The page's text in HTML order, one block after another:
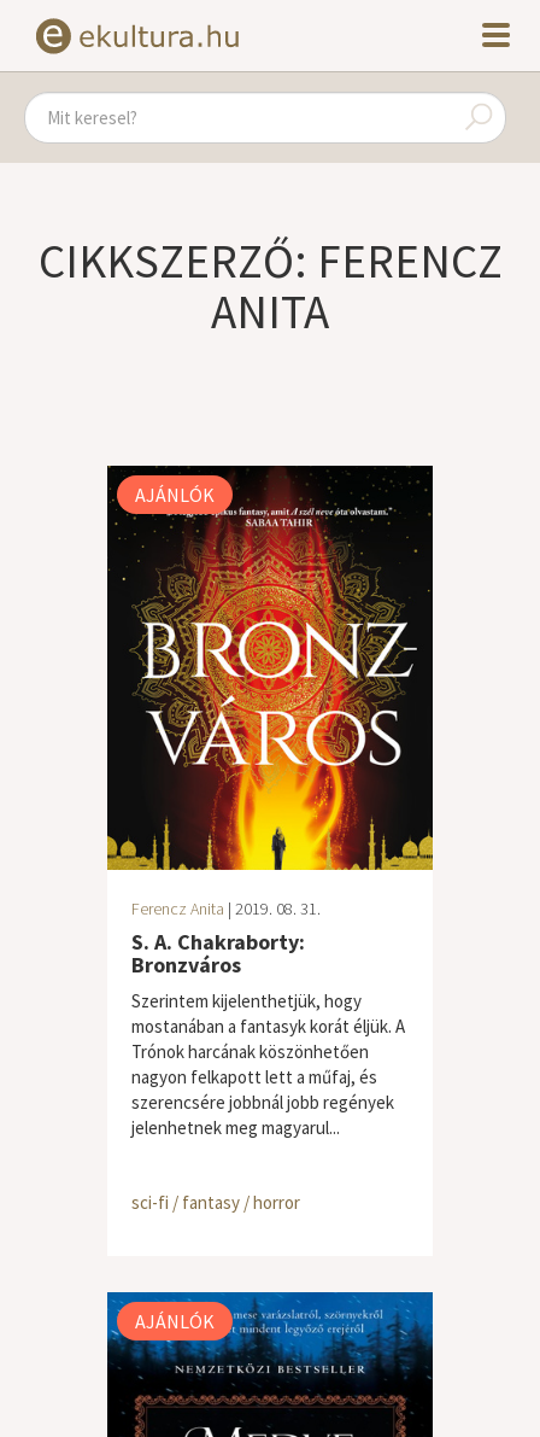
CIKKSZERZŐ: FERENCZ
ANITA
AJÁNLÓK
Ferencz Anita | 2019. 08. 31.
S. A. Chakraborty:
Bronzváros
Szerintem kijelenthetjük, hogy
mostanában a fantasyk korát éljük. A
Trónok harcának köszönhetően
nagyon felkapott lett a műfaj, és
szerencsére jobbnál jobb regények
jelenhetnek meg magyarul...
sci-fi / fantasy / horror
AJÁNLÓK